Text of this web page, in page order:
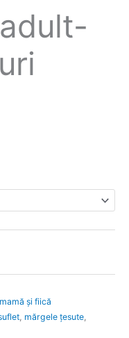
și fiică
mărgele ţesute